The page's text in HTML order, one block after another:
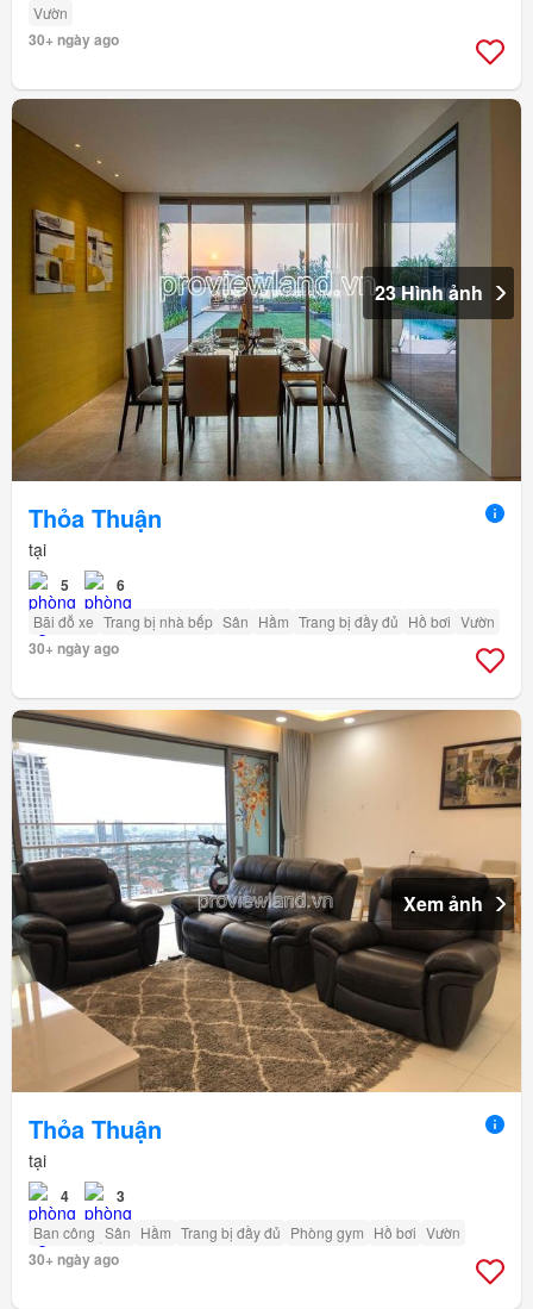
Vườn
30+ ngày ago
23 Hình ảnh
Thỏa Thuận
tại
5 6
Bãi đỗ xe Trang bị nhà bếp Sân Hầm Trang bị đầy đủ Hồ bơi Vườn
30+ ngày ago
Xem ảnh
Thỏa Thuận
tại
4 3
Ban công Sân Hầm Trang bị đầy đủ Phòng gym Hồ bơi Vườn
30+ ngày ago